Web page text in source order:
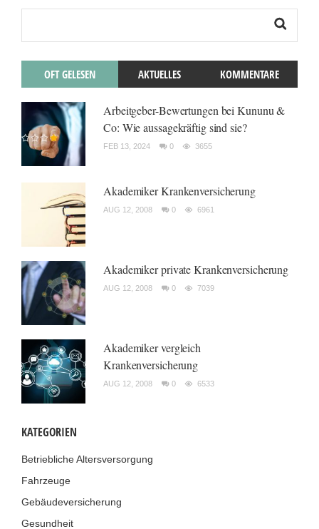
OFT GELESEN AKTUELLES KOMMENTARE
Arbeitgeber-Bewertungen bei Kununu &
Co: Wie aussagekräftig sind sie?
FEB 13, 2024 0 3655
Akademiker Krankenversicherung
AUG 12, 2008 0 6961
Akademiker private Krankenversicherung
AUG 12, 2008 0 7039
Akademiker vergleich
Krankenversicherung
AUG 12, 2008 0 6533
KATEGORIEN
Betriebliche Altersversorgung
Fahrzeuge
Gebäudeversicherung
Gesundheit